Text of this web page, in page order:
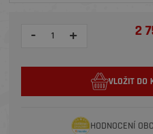
- + 2
VLOŽIT DO
HODNOCENÍ